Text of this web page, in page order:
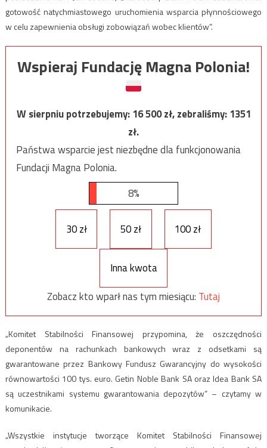
gotowość natychmiastowego uruchomienia wsparcia płynnościowego
w celu zapewnienia obsługi zobowiązań wobec klientów”.
Wspieraj Fundację Magna Polonia!
W sierpniu potrzebujemy:16 500zł, zebraliśmy:1351
zł.
Państwa wsparcie jest niezbędne dla funkcjonowania
Fundacji Magna Polonia.
8%
30 zł 50 zł 100 zł
Inna kwota
Zobacz kto wparł nas tym miesiącu: Tutaj
„Komitet Stabilności Finansowej przypomina, że oszczędności
deponentów na rachunkach bankowych wraz z odsetkami są
gwarantowane przez Bankowy Fundusz Gwarancyjny do wysokości
równowartości 100 tys. euro. Getin Noble Bank SA oraz Idea Bank SA
są uczestnikami systemu gwarantowania depozytów” – czytamy w
komunikacie.
„Wszystkie instytucje tworzące Komitet Stabilności Finansowej